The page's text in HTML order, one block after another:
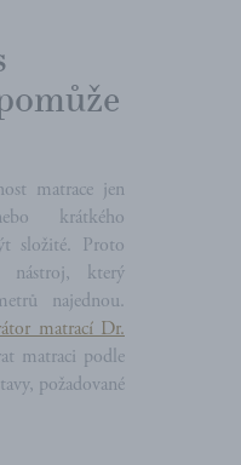
matrace jen
krátkého
složité. Proto
nástroj, který
najednou.
matrací Dr.
matraci podle
požadované